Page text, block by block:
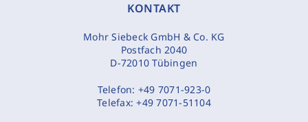
KONTAKT
Mohr Siebeck GmbH & Co. KG
Postfach 2040
D-72010 Tübingen
Telefon: +49 7071-923-0
Telefax:+49 7071-51104